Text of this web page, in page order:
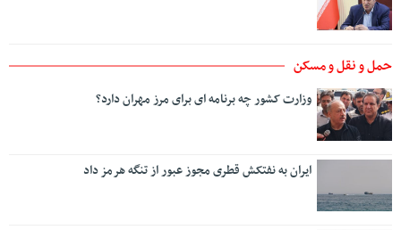
حمل و نقل و مسکن
وزارت کشور چه برنامه ای برای مرز مهران دارد؟
ایران به نفتکش قطری مجوز عبور از تنگه هرمز داد